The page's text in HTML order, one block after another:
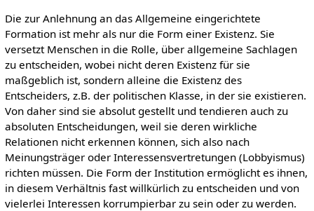
Die zur Anlehnung an das Allgemeine eingerichtete
Formation ist mehr als nur die Form einer Existenz. Sie
versetzt Menschen in die Rolle, über allgemeine Sachlagen
zu entscheiden, wobei nicht deren Existenz für sie
maßgeblich ist, sondern alleine die Existenz des
Entscheiders, z.B. der politischen Klasse, in der sie existieren.
Von daher sind sie absolut gestellt und tendieren auch zu
absoluten Entscheidungen, weil sie deren wirkliche
Relationen nicht erkennen können, sich also nach
Meinungsträger oder Interessensvertretungen (Lobbyismus)
richten müssen. Die Form der Institution ermöglicht es ihnen,
in diesem Verhältnis fast willkürlich zu entscheiden und von
vielerlei Interessen korrumpierbar zu sein oder zu werden.